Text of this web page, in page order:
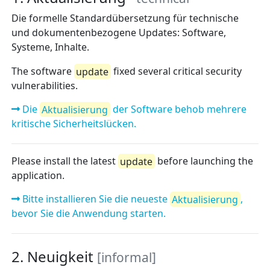
Die formelle Standardübersetzung für technische
und dokumentenbezogene Updates: Software,
Systeme, Inhalte.
The software update fixed several critical security
vulnerabilities.
Die Aktualisierung der Software behob mehrere
kritische Sicherheitslücken.
Please install the latest update before launching the
application.
Bitte installieren Sie die neueste Aktualisierung ,
bevor Sie die Anwendung starten.
2. Neuigkeit [informal]